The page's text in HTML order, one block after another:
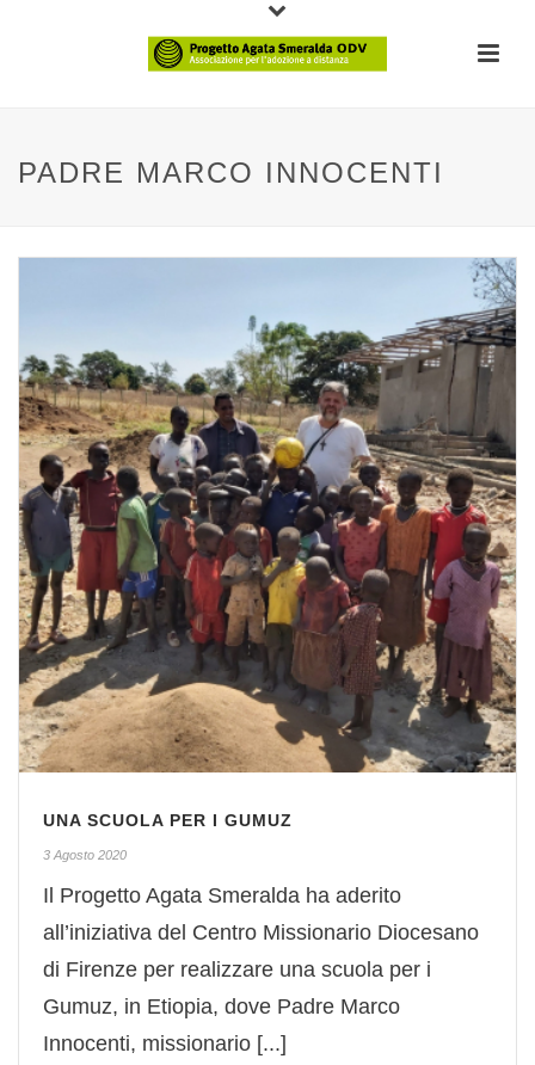
PADRE MARCO INNOCENTI
UNA SCUOLA PER I GUMUZ
3 Agosto 2020
Il Progetto Agata Smeralda ha aderito
all’iniziativa del Centro Missionario Diocesano
di Firenze per realizzare una scuola per i
Gumuz, in Etiopia, dove Padre Marco
Innocenti, missionario [...]